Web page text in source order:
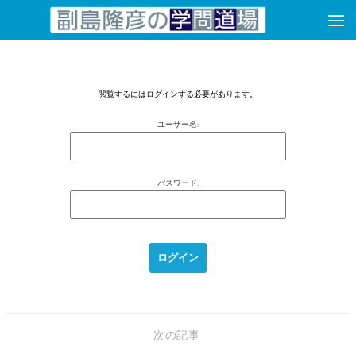
コンテンツへスキップ
閲覧するにはログインする必要があります。
ユーザー名:
パスワード:
次の記事